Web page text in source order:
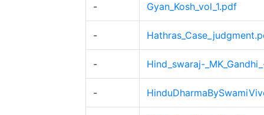
- Gyan_Kosh_vol_1.pdf
-
- Hind_swaraj-
-